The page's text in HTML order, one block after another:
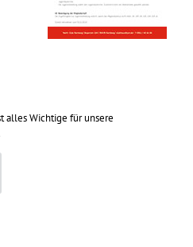
alles Wichtige für unsere